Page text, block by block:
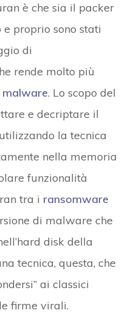
è che sia il packer
proprio sono stati
di
rende molto più
malware. Lo scopo del
e decriptare il
la tecnica
nella memoria
funzionalità
tra i ransomware
di malware che
disk della
tecnica, questa, che
ai classici
firme virali.